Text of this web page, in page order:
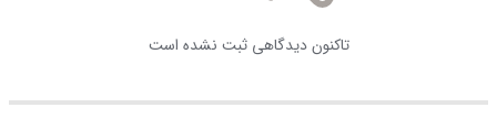
تاکنون دیدگاهی ثبت نشده است